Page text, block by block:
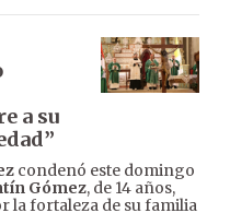
a su
condenó este domingo
Gómez, de 14 años,
la fortaleza de su familia